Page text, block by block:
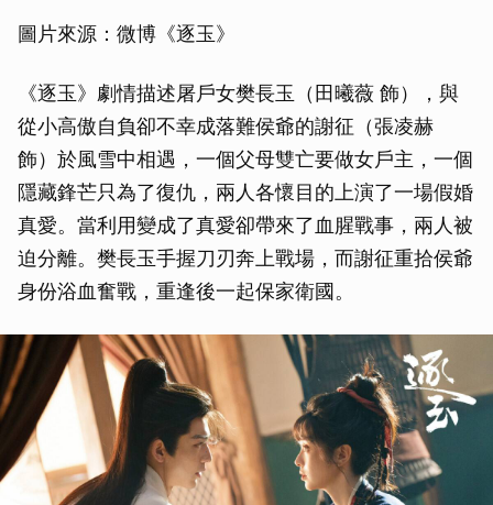
圖片來源：微博《逐玉》
《逐玉》劇情描述屠戶女樊長玉（田曦薇 飾），與
從小高傲自負卻不幸成落難侯爺的謝征（張凌赫
飾）於風雪中相遇，一個父母雙亡要做女戶主，一個
隱藏鋒芒只為了復仇，兩人各懷目的上演了一場假婚
真愛。當利用變成了真愛卻帶來了血腥戰事，兩人被
迫分離。樊長玉手握刀刃奔上戰場，而謝征重拾侯爺
身份浴血奮戰，重逢後一起保家衛國。